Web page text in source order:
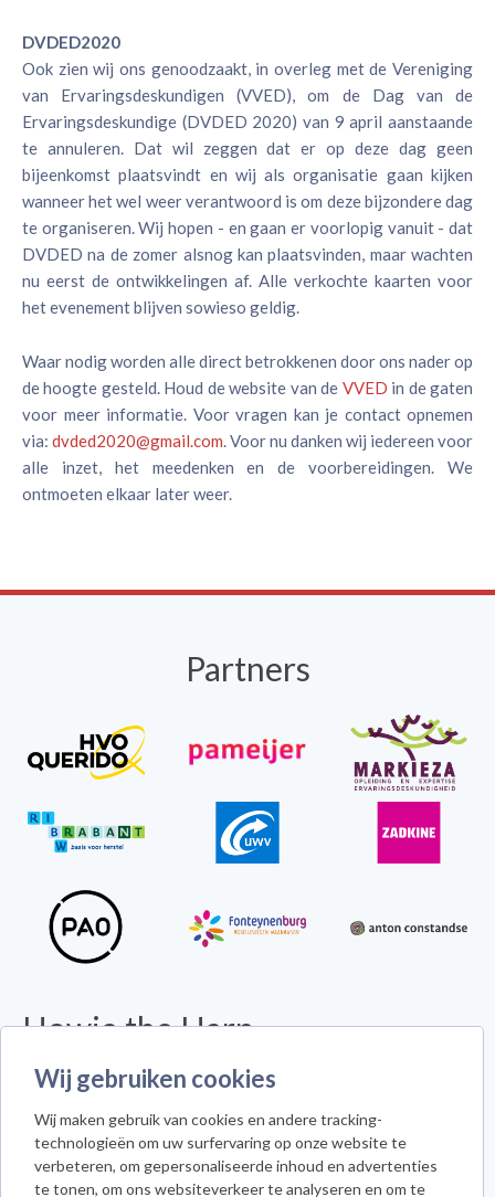
Wij gebruiken cookies
Wij maken gebruik van cookies en andere tracking-
technologieën om uw surfervaring op onze website te
verbeteren, om gepersonaliseerde inhoud en advertenties
te tonen, om ons websiteverkeer te analyseren en om te
DVDED2020
Ook zien wij ons genoodzaakt, in overleg met de Vereniging
van Ervaringsdeskundigen (VVED), om de Dag van de
Ervaringsdeskundige (DVDED 2020) van 9 april aanstaande
te annuleren. Dat wil zeggen dat er op deze dag geen
bijeenkomst plaatsvindt en wij als organisatie gaan kijken
wanneer het wel weer verantwoord is om deze bijzondere dag
te organiseren. Wij hopen - en gaan er voorlopig vanuit - dat
DVDED na de zomer alsnog kan plaatsvinden, maar wachten
nu eerst de ontwikkelingen af. Alle verkochte kaarten voor
het evenement blijven sowieso geldig.
Waar nodig worden alle direct betrokkenen door ons nader op
de hoogte gesteld. Houd de website van de VVED in de gaten
voor meer informatie. Voor vragen kan je contact opnemen
via: dvded2020@gmail.com. Voor nu danken wij iedereen voor
alle inzet, het meedenken en de voorbereidingen. We
ontmoeten elkaar later weer.
Partners
Howie the Harp
© 2026 - Alle rechten voorbehouden -Disclaimer
Cookie instellingen